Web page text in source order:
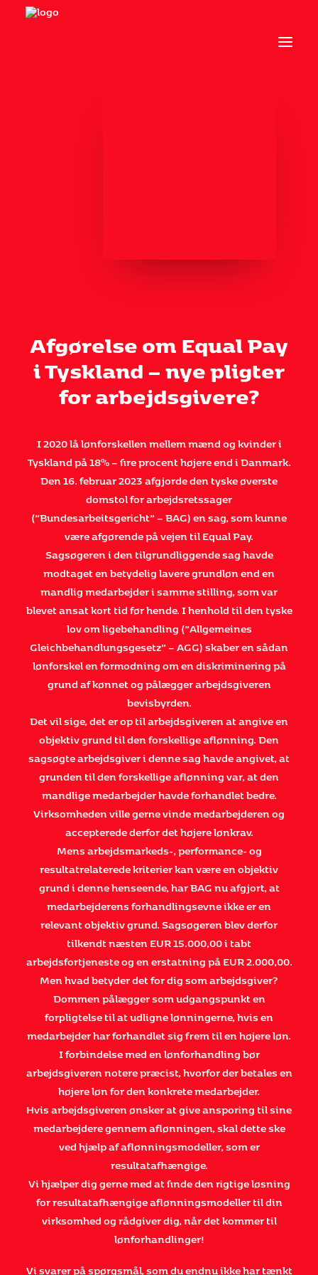
Kontakt
Mediation
Deutsch
Afgørelse om Equal Pay
i Tyskland – nye pligter
for arbejdsgivere?
I 2020 lå lønforskellen mellem mænd og kvinder i
Tyskland på 18% – fire procent højere end i Danmark.
Den 16. februar 2023 afgjorde den tyske øverste
domstol for arbejdsretssager
(”Bundesarbeitsgericht” – BAG) en sag, som kunne
være afgørende på vejen til Equal Pay.
Sagsøgeren i den tilgrundliggende sag havde
modtaget en betydelig lavere grundløn end en
mandlig medarbejder i samme stilling, som var
blevet ansat kort tid før hende. I henhold til den tyske
lov om ligebehandling (”Allgemeines
Gleichbehandlungsgesetz” – AGG) skaber en sådan
lønforskel en formodning om en diskriminering på
grund af kønnet og pålægger arbejdsgiveren
bevisbyrden.
Det vil sige, det er op til arbejdsgiveren at angive en
objektiv grund til den forskellige aflønning. Den
sagsøgte arbejdsgiver i denne sag havde angivet, at
grunden til den forskellige aflønning var, at den
mandlige medarbejder havde forhandlet bedre.
Virksomheden ville gerne vinde medarbejderen og
accepterede derfor det højere lønkrav.
Mens arbejdsmarkeds-, performance- og
resultatrelaterede kriterier kan være en objektiv
grund i denne henseende, har BAG nu afgjort, at
medarbejderens forhandlingsevne ikke er en
relevant objektiv grund. Sagsøgeren blev derfor
tilkendt næsten EUR 15.000,00 i tabt
arbejdsfortjeneste og en erstatning på EUR 2.000,00.
Men hvad betyder det for dig som arbejdsgiver?
Dommen pålægger som udgangspunkt en
forpligtelse til at udligne lønningerne, hvis en
medarbejder har forhandlet sig frem til en højere løn.
I forbindelse med en lønforhandling bør
arbejdsgiveren notere præcist, hvorfor der betales en
højere løn for den konkrete medarbejder.
Hvis arbejdsgiveren ønsker at give ansporing til sine
medarbejdere gennem aflønningen, skal dette ske
ved hjælp af aflønningsmodeller, som er
resultatafhængige.
Vi hjælper dig gerne med at finde den rigtige løsning
for resultatafhængige aflønningsmodeller til din
virksomhed og rådgiver dig, når det kommer til
lønforhandlinger!
Vi svarer på spørgsmål, som du endnu ikke har tænkt